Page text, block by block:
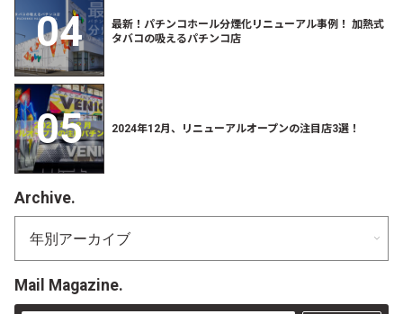
最新！パチンコホール分煙化リニューアル事例！ 加熱式
タバコの吸えるパチンコ店
2024年12月、リニューアルオープンの注目店3選！
Archive.
Mail Magazine.